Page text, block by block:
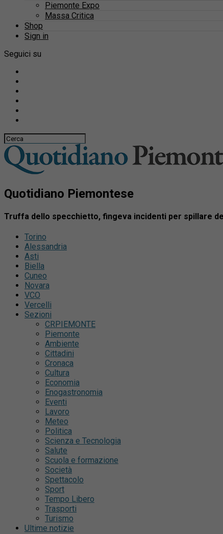
Piemonte Expo
Massa Critica
Shop
Sign in
Seguici su
Quotidiano Piemontese
Truffa dello specchietto, fingeva incidenti per spillare
Torino
Alessandria
Asti
Biella
Cuneo
Novara
VCO
Vercelli
Sezioni
CRPIEMONTE
Piemonte
Ambiente
Cittadini
Cronaca
Cultura
Economia
Enogastronomia
Eventi
Lavoro
Meteo
Politica
Scienza e Tecnologia
Salute
Scuola e formazione
Società
Spettacolo
Sport
Tempo Libero
Trasporti
Turismo
Ultime notizie